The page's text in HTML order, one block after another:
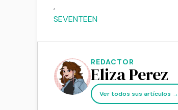
,
SEVENTEEN
REDACTOR
Eliza Perez
Ver todos sus artículos →